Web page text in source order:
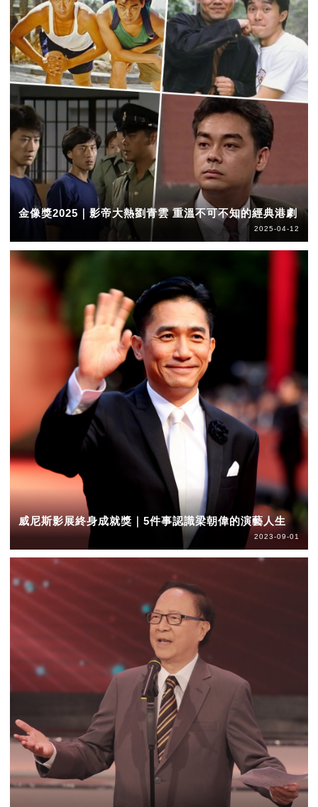
金像獎2025｜影帝大熱劉青雲 重溫不可不知的經典港劇
2025-04-12
威尼斯影展終身成就獎｜5件事認識梁朝偉的演藝人生
2023-09-01